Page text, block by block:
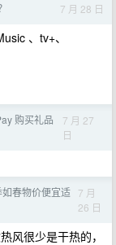
7 月 28 日
、tv+、
购买礼品
7 月 27
日
春物价便宜适 7 月
26 日
风很少是干热的，